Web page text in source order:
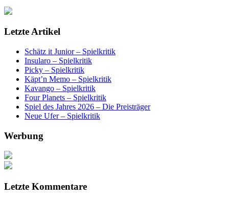
Letzte Artikel
Schätz it Junior – Spielkritik
Insularo – Spielkritik
Picky – Spielkritik
Käpt’n Memo – Spielkritik
Kavango – Spielkritik
Four Planets – Spielkritik
Spiel des Jahres 2026 – Die Preisträger
Neue Ufer – Spielkritik
Werbung
Letzte Kommentare